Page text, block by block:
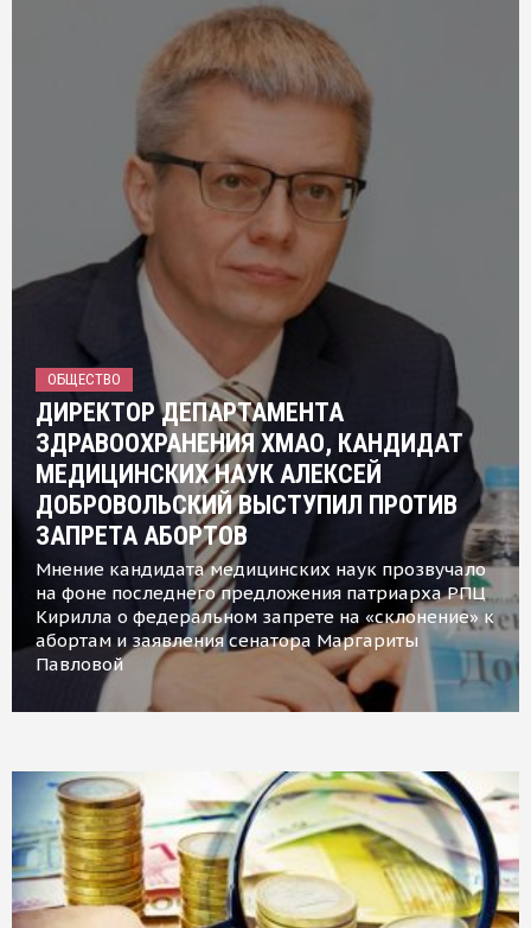
ОБЩЕСТВО
ДИРЕКТОР ДЕПАРТАМЕНТА
ЗДРАВООХРАНЕНИЯ ХМАО, КАНДИДАТ
МЕДИЦИНСКИХ НАУК АЛЕКСЕЙ
ДОБРОВОЛЬСКИЙ ВЫСТУПИЛ ПРОТИВ
ЗАПРЕТА АБОРТОВ
Мнение кандидата медицинских наук прозвучало
на фоне последнего предложения патриарха РПЦ
Кирилла о федеральном запрете на «склонение» к
абортам и заявления сенатора Маргариты
Павловой